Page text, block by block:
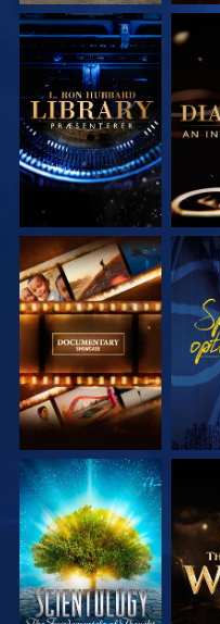
UDFORSK SERIEN
UDFORSK SERIEN
UDFORSK SERIEN